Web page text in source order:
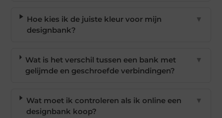
Hoe kies ik de juiste kleur voor mijn
designbank?
▼
Wat is het verschil tussen een bank met
gelijmde en geschroefde verbindingen?
▼
Wat moet ik controleren als ik online een
designbank koop?
▼